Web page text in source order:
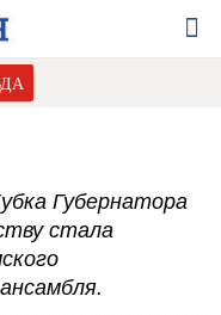
Губернатора
стала